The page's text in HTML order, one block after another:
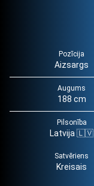
Pozīcija
Aizsargs
Augums
188 cm
Pilsonība
Latvija 🇱🇻
Satvēriens
Kreisais